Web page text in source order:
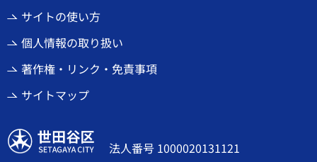
サイトの使い方
個人情報の取り扱い
著作権・リンク・免責事項
サイトマップ
世田谷区
法人番号 1000020131121